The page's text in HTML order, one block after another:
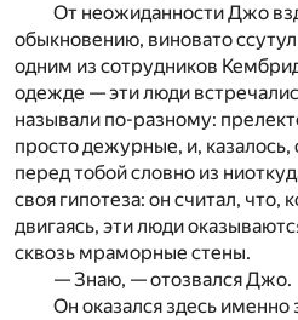
От неожиданности Джо
обыкновению, виновато
одним из сотрудников
одежде — эти люди
называли по-разному:
просто дежурные, и, казалось,
перед тобой словно из
своя гипотеза: он считал, что,
двигаясь, эти люди
сквозь мраморные стены.
— Знаю, — отозвался Джо.
Он оказался здесь